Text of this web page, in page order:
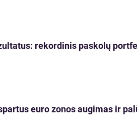
rekordinis paskolų
euro zonos augimas ir